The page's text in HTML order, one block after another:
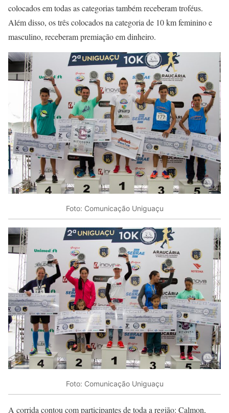
colocados em todas as categorias também receberam troféus.
Além disso, os três colocados na categoria de 10 km feminino e
masculino, receberam premiação em dinheiro.
Foto: Comunicação Uniguaçu
Foto: Comunicação Uniguaçu
A corrida contou com participantes de toda a região: Calmon,